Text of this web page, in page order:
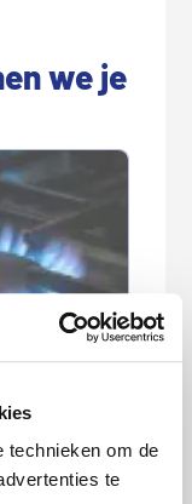
technieken om de
te
we je